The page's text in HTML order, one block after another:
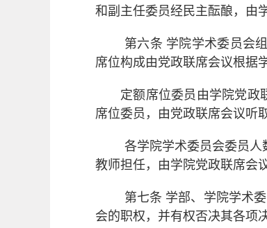
和副主任委员经民主酝酿，由
第六条 学院学术委员会
席位构成由党政联席会议根据
定额席位委员由学院党政
席位委员，由党政联席会议听
各学院学术委员会委员人
教师担任， 由学院党政联席会
第七条 学部、学院学术
会的职权，并有权否决其各项